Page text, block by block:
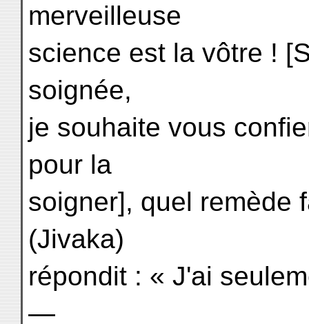
merveilleuse
science est la vôtre !
soignée,
je souhaite vous
pour la
soigner], quel remède
(Jivaka)
répondit : « J'ai
—